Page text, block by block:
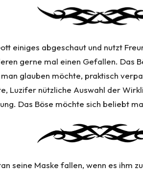
einiges abgeschaut und nutzt
gerne mal einen Gefallen. Das
glauben möchte, praktisch
Luzifer nützliche Auswahl der
Das Böse möchte sich beliebt
seine Maske fallen, wenn es ihm